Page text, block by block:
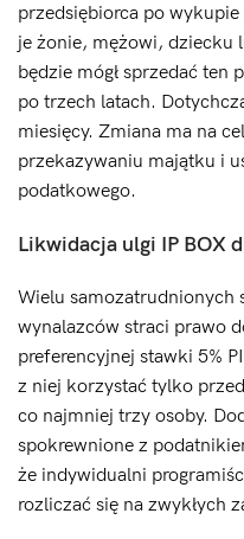
przedsiębiorca po
je żonie, mężowi, dziecku
będzie mógł sprzedać ten
po trzech latach.
miesięcy. Zmiana ma na
przekazywaniu majątku i
podatkowego.
Likwidacja ulgi IP BOX
Wielu samozatrudnionych
wynalazców straci prawo
preferencyjnej stawki 5%
z niej korzystać tylko
co najmniej trzy osoby.
spokrewnione z
że indywidualni
rozliczać się na zwykłych